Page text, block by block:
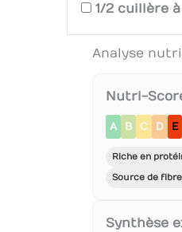
1/2 cuillère
Analyse
Nutri-
A B C D E
Riche en
Source de
Synthèse